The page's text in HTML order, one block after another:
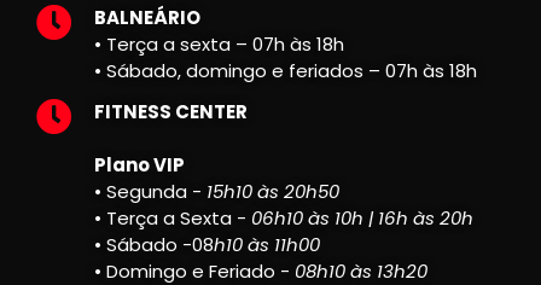
BALNEÁRIO
• Terça a sexta – 07h às 18h
• Sábado, domingo e feriados – 07h às 18h
FITNESS CENTER
Plano VIP
• Segunda - 15h10 às 20h50
• Terça a Sexta - 06h10 às 10h | 16h às 20h
• Sábado -08h10 às 11h00
• Domingo e Feriado - 08h10 às 13h20